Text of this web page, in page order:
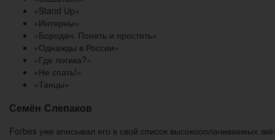
«Stand Up»
«Интерны»
«Бородач. Понять и простить»
«Однажды в России»
«Где логика?»
«Не спать!»
«Танцы»
Семён Слепаков
Forbes уже вписывал его в свой список высокооплачиваемых